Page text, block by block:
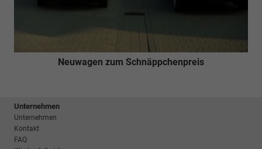
Neuwagen zum Schnäppchenpreis
Unternehmen
Unternehmen
Kontakt
FAQ